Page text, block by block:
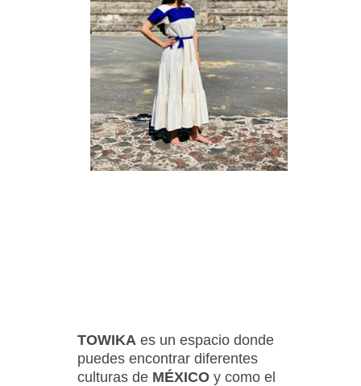
TOWIKA es un espacio donde
puedes encontrar diferentes
culturas de MÉXICO y como el